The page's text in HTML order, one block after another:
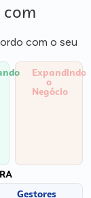
com o seu
Expandindo
o
Negócio
Gestores